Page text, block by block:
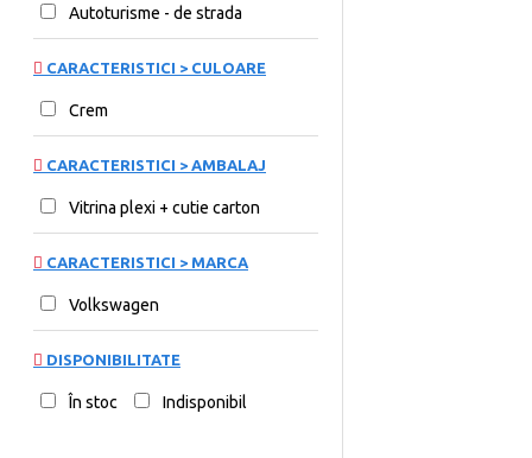
Autoturisme - de strada
CARACTERISTICI > CULOARE
Crem
CARACTERISTICI > AMBALAJ
Vitrina plexi + cutie carton
CARACTERISTICI > MARCA
Volkswagen
DISPONIBILITATE
În stoc Indisponibil